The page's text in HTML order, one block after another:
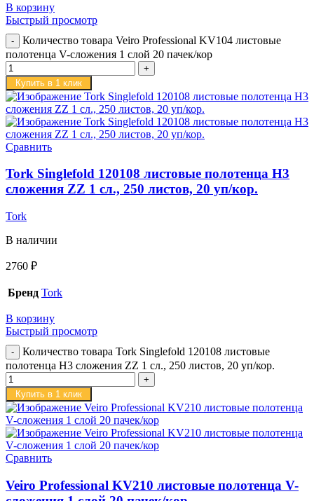
В корзину
Быстрый просмотр
Количество товара Veiro Professional KV104 листовые
полотенца V-сложения 1 слой 20 пачек/кор
Купить в 1 клик
Сравнить
Tork Singlefold 120108 листовые полотенца H3
сложения ZZ 1 сл., 250 листов, 20 уп/кор.
Tork
В наличии
2760 ₽
Бренд Tork
В корзину
Быстрый просмотр
Количество товара Tork Singlefold 120108 листовые
полотенца H3 сложения ZZ 1 сл., 250 листов, 20 уп/кор.
Купить в 1 клик
Сравнить
Veiro Professional KV210 листовые полотенца V-